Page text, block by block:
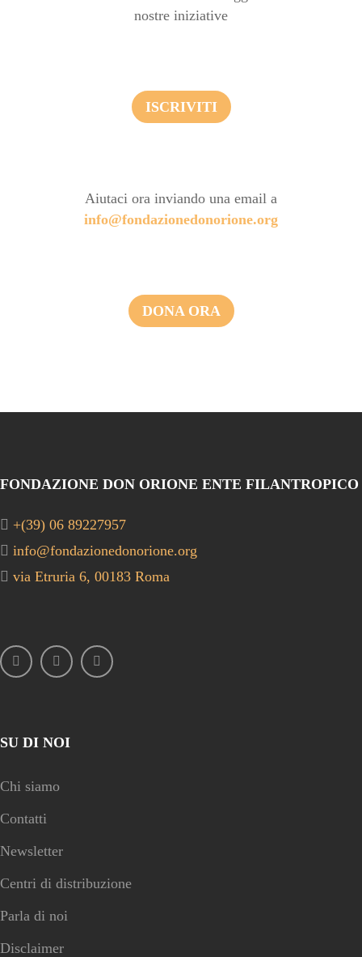
nostre iniziative
ISCRIVITI
Aiutaci ora inviando una email a
info@fondazionedonorione.org
DONA ORA
FONDAZIONE DON ORIONE ENTE FILANTROPICO
+(39) 06 89227957
info@fondazionedonorione.org
via Etruria 6, 00183 Roma
SU DI NOI
Chi siamo
Contatti
Newsletter
Centri di distribuzione
Parla di noi
Disclaimer